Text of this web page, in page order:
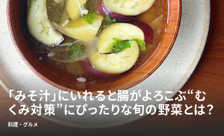
「みそ汁」にいれると腸がよろこぶ“む
くみ対策”にぴったりな旬の野菜とは？
料理・グルメ